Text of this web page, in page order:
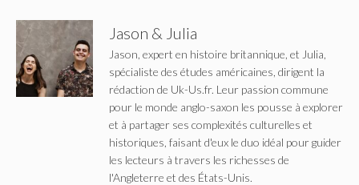
Jason & Julia
Jason, expert en histoire britannique, et Julia,
spécialiste des études américaines, dirigent la
rédaction de Uk-Us.fr. Leur passion commune
pour le monde anglo-saxon les pousse à explorer
et à partager ses complexités culturelles et
historiques, faisant d'eux le duo idéal pour guider
les lecteurs à travers les richesses de
l'Angleterre et des États-Unis.